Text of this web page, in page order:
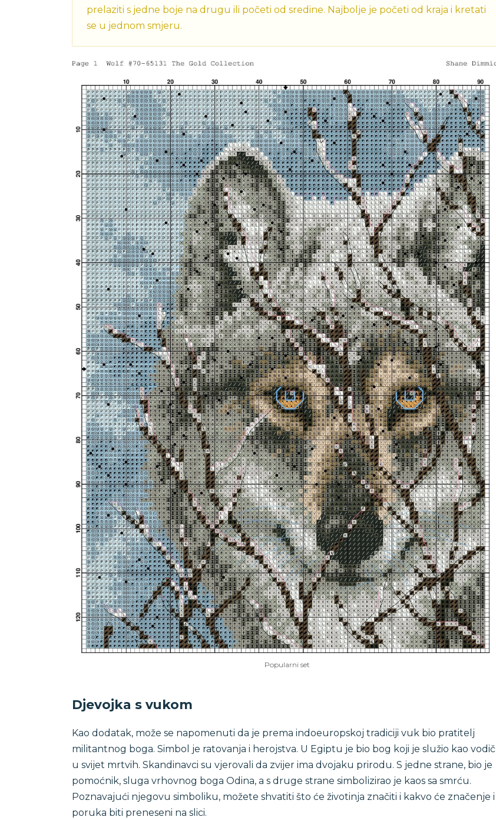
prelaziti s jedne boje na drugu ili početi od sredine. Najbolje je početi od kraja i kretati
se u jednom smjeru.
Popularni set
Djevojka s vukom
Kao dodatak, može se napomenuti da je prema indoeuropskoj tradiciji vuk bio pratitelj
militantnog boga. Simbol je ratovanja i herojstva. U Egiptu je bio bog koji je služio kao vodič
u svijet mrtvih. Skandinavci su vjerovali da zvijer ima dvojaku prirodu. S jedne strane, bio je
pomoćnik, sluga vrhovnog boga Odina, a s druge strane simbolizirao je kaos sa smrću.
Poznavajući njegovu simboliku, možete shvatiti što će životinja značiti i kakvo će značenje i
poruka biti preneseni na slici.